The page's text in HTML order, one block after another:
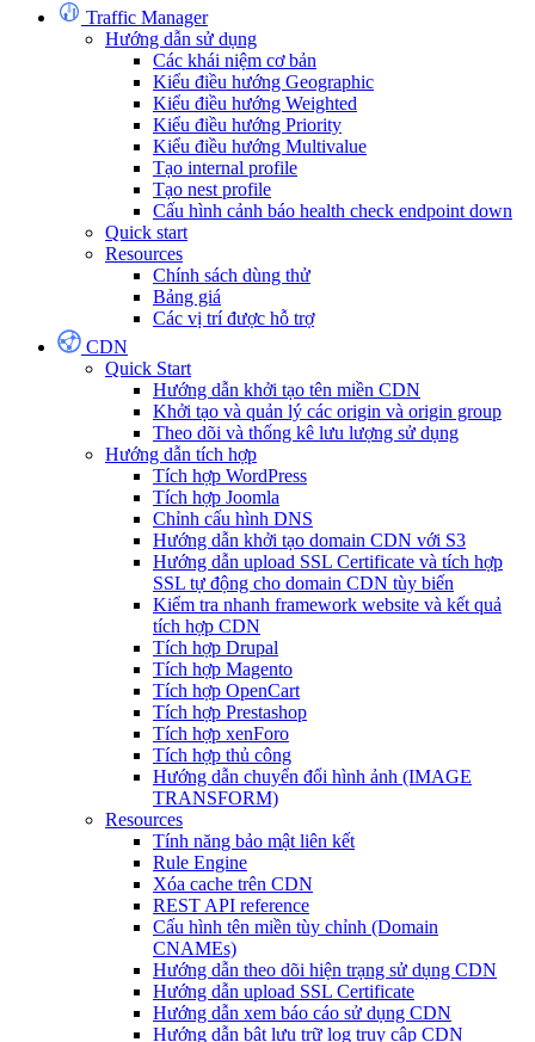
Traffic Manager
Hướng dẫn sử dụng
Các khái niệm cơ bản
Kiểu điều hướng Geographic
Kiểu điều hướng Weighted
Kiểu điều hướng Priority
Kiểu điều hướng Multivalue
Tạo internal profile
Tạo nest profile
Cấu hình cảnh báo health check endpoint down
Quick start
Resources
Chính sách dùng thử
Bảng giá
Các vị trí được hỗ trợ
CDN
Quick Start
Hướng dẫn khởi tạo tên miền CDN
Khởi tạo và quản lý các origin và origin group
Theo dõi và thống kê lưu lượng sử dụng
Hướng dẫn tích hợp
Tích hợp WordPress
Tích hợp Joomla
Chỉnh cấu hình DNS
Hướng dẫn khởi tạo domain CDN với S3
Hướng dẫn upload SSL Certificate và tích hợp
SSL tự động cho domain CDN tùy biến
Kiểm tra nhanh framework website và kết quả
tích hợp CDN
Tích hợp Drupal
Tích hợp Magento
Tích hợp OpenCart
Tích hợp Prestashop
Tích hợp xenForo
Tích hợp thủ công
Hướng dẫn chuyển đổi hình ảnh (IMAGE
TRANSFORM)
Resources
Tính năng bảo mật liên kết
Rule Engine
Xóa cache trên CDN
REST API reference
Cấu hình tên miền tùy chỉnh (Domain
CNAMEs)
Hướng dẫn theo dõi hiện trạng sử dụng CDN
Hướng dẫn upload SSL Certificate
Hướng dẫn xem báo cáo sử dụng CDN
Hướng dẫn bật lưu trữ log truy cập CDN